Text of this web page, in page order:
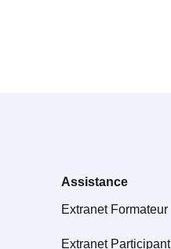
Assistance
Extranet Formateur
Extranet Participant